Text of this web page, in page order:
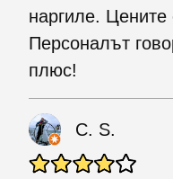
наргиле. Цените
Персоналът
плюс!
C. S.